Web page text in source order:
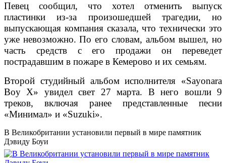
Певец сообщил, что хотел отменить выпуск
пластинки из-за произошедшей трагедии, но
выпускающая компания сказала, что технически это
уже невозможно. По его словам, альбом вышел, но
часть средств с его продажи он переведет
пострадавшим в пожаре в Кемерово и их семьям.
Второй студийный альбом исполнителя «Sayonara
Boy X» увидел свет 27 марта. В него вошли 9
треков, включая ранее представленные песни
«Минимал» и «Suzuki».
В Великобритании установили первый в мире памятник
Дэвиду Боуи